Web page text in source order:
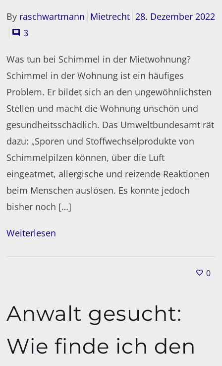
By raschwartmann Mietrecht 28. Dezember 2022
3
Was tun bei Schimmel in der Mietwohnung?
Schimmel in der Wohnung ist ein häufiges
Problem. Er bildet sich an den ungewöhnlichsten
Stellen und macht die Wohnung unschön und
gesundheitsschädlich. Das Umweltbundesamt rät
dazu: „Sporen und Stoffwechselprodukte von
Schimmelpilzen können, über die Luft
eingeatmet, allergische und reizende Reaktionen
beim Menschen auslösen. Es konnte jedoch
bisher noch […]
Weiterlesen
0
Anwalt gesucht:
Wie finde ich den